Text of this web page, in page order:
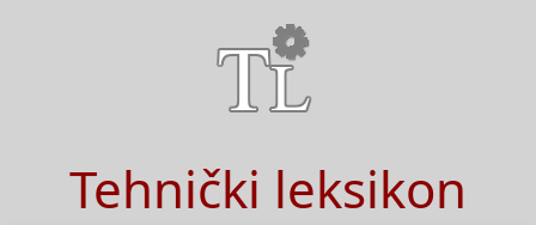
Tehnički leksikon